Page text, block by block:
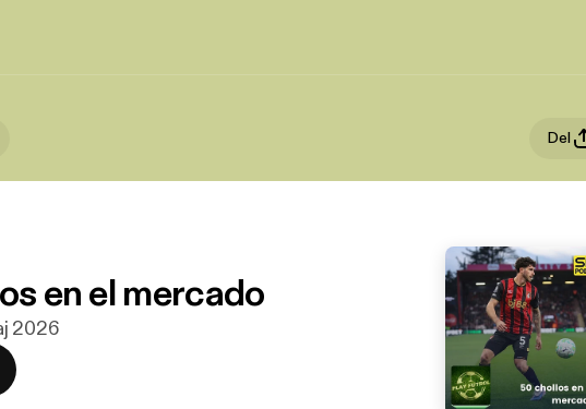
Del
en el mercado
2026